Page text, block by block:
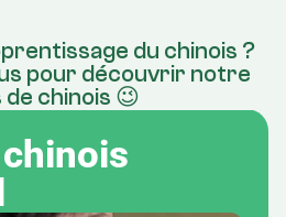
du chinois ?
pour découvrir notre
chinois 😉